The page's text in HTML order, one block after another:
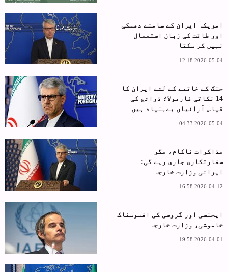
امریکہ ایران کے سامنے دھمکی
اور طاقت کی زبان استعمال
نہیں کر سکتا
2026-05-04 12:18
جنگ کے خاتمے کے لئے ایران کا
14 نکاتی فارمولا؛ ذرائع کی
قیاس آرائیاں بےبنیاد ہیں
2026-05-04 04:33
مذاکرات ناکام، مگر
سفارتکاری جاری رہے گی:
ایرانی وزارت خارجہ
2026-04-12 16:58
ایجنسی اور گروسی کی افسوسناک
خاموشی، وزارت خارجہ
2026-04-01 19:58